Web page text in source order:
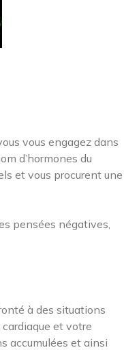
vous engagez dans
d’hormones du
et vous procurent une
pensées négatives,
à des situations
et votre
accumulées et ainsi